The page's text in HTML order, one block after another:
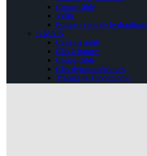
Coupe câble
Vérin
Pompe / centrale hydraulique
A MAIN
Caisse à outils
Clés à frapper
Coupe câble
Clés dynanométriques
Traçage & Topographie